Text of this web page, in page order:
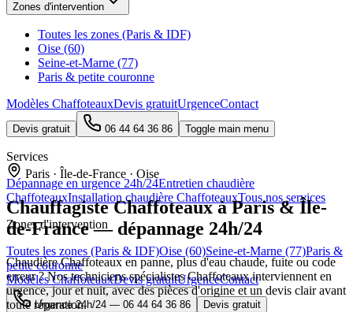
Zones d'intervention
Toutes les zones (Paris & IDF)
Oise (60)
Seine-et-Marne (77)
Paris & petite couronne
Modèles ChaffoteauxDevis gratuitUrgenceContact
Devis gratuit 06 44 64 36 86 Toggle main menu
Services
Dépannage en urgence 24h/24Entretien chaudière
ChaffoteauxInstallation chaudière ChaffoteauxTous nos services
Zones d'intervention
Toutes les zones (Paris & IDF)Oise (60)Seine-et-Marne (77)Paris &
petite couronne
Modèles ChaffoteauxDevis gratuitUrgenceContact
Urgence 24h/24 — 06 44 64 36 86 Devis gratuit
Paris · Île-de-France · Oise
ChauffagisteChaffoteauxà Paris & Île-
de-France — dépannage 24h/24
Chaudière Chaffoteaux en panne, plus d'eau chaude, fuite ou code
erreur ? Nos techniciens spécialistes Chaffoteaux interviennent en
urgence, jour et nuit, avec des pièces d'origine et un devis clair avant
toute réparation.